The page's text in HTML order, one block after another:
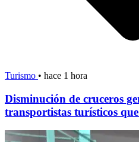
Turismo • hace 1 hora
Disminución de cruceros
transportistas turísticos